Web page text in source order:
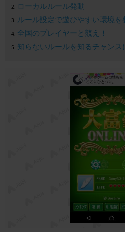
ローカルルール発動
ルール設定で遊びやすい環境を
全国のプレイヤーと競え！
知らないルールを知るチャンス